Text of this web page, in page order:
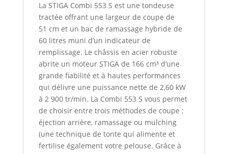
La STIGA Combi 553 S est une tondeuse
tractée offrant une largeur de coupe de
51 cm et un bac de ramassage hybride de
60 litres muni d’un indicateur de
remplissage. Le châssis en acier robuste
abrite un moteur STIGA de 166 cm³ d’une
grande fiabilité et à hautes performances
qui délivre une puissance nette de 2,60 kW
à 2 900 tr/min. La Combi 553 S vous permet
de choisir entre trois méthodes de coupe :
éjection arrière, ramassage ou mulching
(une technique de tonte qui alimente et
fertilise également votre pelouse. Grâce à